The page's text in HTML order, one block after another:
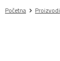
Početna Proizvodi